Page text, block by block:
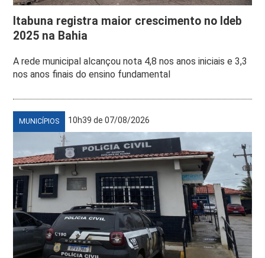
Itabuna registra maior crescimento no Ideb
2025 na Bahia
A rede municipal alcançou nota 4,8 nos anos iniciais e 3,3
nos anos finais do ensino fundamental
MUNICÍPIOS 10h39 de 07/08/2026